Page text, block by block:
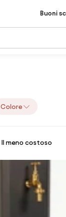
Buoni
Colore
Il meno costoso